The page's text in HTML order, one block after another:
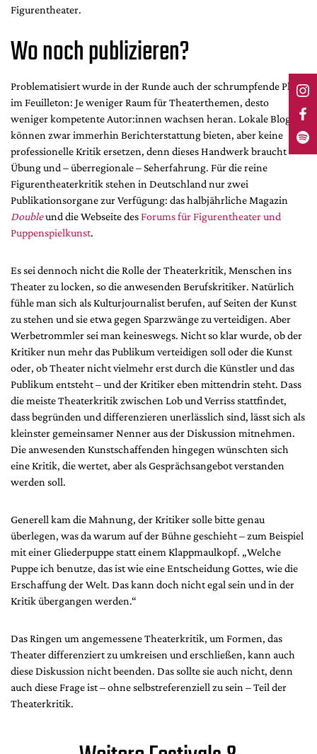
Figurentheater.
Wo noch publizieren?
Problematisiert wurde in der Runde auch der schrumpfende Platz
im Feuilleton: Je weniger Raum für Theaterthemen, desto
weniger kompetente Autor:innen wachsen heran. Lokale Blogs
können zwar immerhin Berichterstattung bieten, aber keine
professionelle Kritik ersetzen, denn dieses Handwerk braucht
Übung und – überregionale – Seherfahrung. Für die reine
Figurentheaterkritik stehen in Deutschland nur zwei
Publikationsorgane zur Verfügung: das halbjährliche Magazin
Doubleund die Webseite desForums für Figurentheater und
Puppenspielkunst.
Es sei dennoch nicht die Rolle der Theaterkritik, Menschen ins
Theater zu locken, so die anwesenden Berufskritiker. Natürlich
fühle man sich als Kulturjournalist berufen, auf Seiten der Kunst
zu stehen und sie etwa gegen Sparzwänge zu verteidigen. Aber
Werbetrommler sei man keineswegs. Nicht so klar wurde, ob der
Kritiker nun mehr das Publikum verteidigen soll oder die Kunst
oder, ob Theater nicht vielmehr erst durch die Künstler und das
Publikum entsteht – und der Kritiker eben mittendrin steht. Dass
die meiste Theaterkritik zwischen Lob und Verriss stattfindet,
dass begründen und differenzieren unerlässlich sind, lässt sich als
kleinster gemeinsamer Nenner aus der Diskussion mitnehmen.
Die anwesenden Kunstschaffenden hingegen wünschten sich
eine Kritik, die wertet, aber als Gesprächsangebot verstanden
werden soll.
Generell kam die Mahnung, der Kritiker solle bitte genau
überlegen, was da warum auf der Bühne geschieht – zum Beispiel
mit einer Gliederpuppe statt einem Klappmaulkopf. „Welche
Puppe ich benutze, das ist wie eine Entscheidung Gottes, wie die
Erschaffung der Welt. Das kann doch nicht egal sein und in der
Kritik übergangen werden.“
Das Ringen um angemessene Theaterkritik, um Formen, das
Theater differenziert zu umkreisen und erschließen, kann auch
diese Diskussion nicht beenden. Das sollte sie auch nicht, denn
auch diese Frage ist – ohne selbstreferenziell zu sein – Teil der
Theaterkritik.